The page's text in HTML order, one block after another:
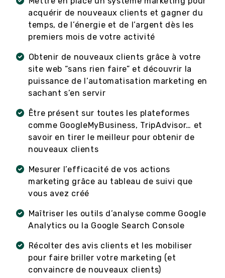
acquérir de nouveaux clients et gagner du
temps, de l’énergie et de l’argent dès les
premiers mois de votre activité
Obtenir de nouveaux clients grâce à votre
site web “sans rien faire” et découvrir la
puissance de l’automatisation marketing en
sachant s’en servir
Être présent sur toutes les plateformes
comme GoogleMyBusiness, TripAdvisor… et
savoir en tirer le meilleur pour obtenir de
nouveaux clients
Mesurer l’efficacité de vos actions
marketing grâce au tableau de suivi que
vous avez créé
Maîtriser les outils d’analyse comme Google
Analytics ou la Google Search Console
Récolter des avis clients et les mobiliser
pour faire briller votre marketing (et
convaincre de nouveaux clients)